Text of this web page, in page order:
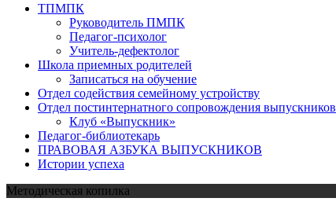
ТПМПК
Руководитель ПМПК
Педагог-психолог
Учитель-дефектолог
Школа приемных родителей
Записаться на обучение
Отдел содействия семейному устройству
Отдел постинтернатного сопровождения выпускников
Клуб «Выпускник»
Педагог-библиотекарь
ПРАВОВАЯ АЗБУКА ВЫПУСКНИКОВ
Истории успеха
Методическая копилка